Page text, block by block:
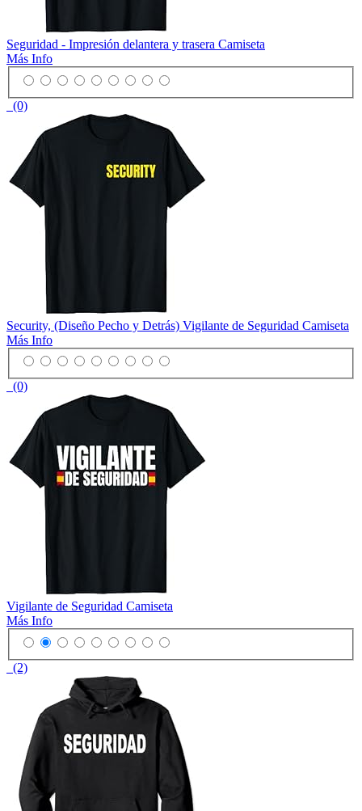
Seguridad - Impresión delantera y trasera Camiseta
Más Info
(0)
Security, (Diseño Pecho y Detrás) Vigilante de Seguridad Camiseta
Más Info
(0)
Vigilante de Seguridad Camiseta
Más Info
(2)